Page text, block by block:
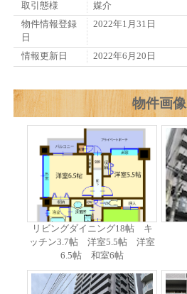
取引態様
媒介
物件情報登録
日
2022年1月31日
情報更新日 2022年6月20日
物件画像
リビングダイニング18帖 キ
ッチン3.7帖 洋室5.5帖 洋室
6.5帖 和室6帖